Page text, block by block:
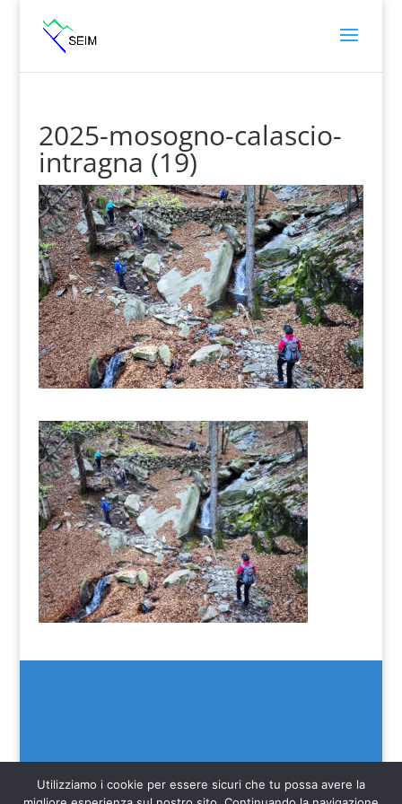
2025-mosogno-calascio-
intragna (19)
Utilizziamo i cookie per essere sicuri che tu possa avere la